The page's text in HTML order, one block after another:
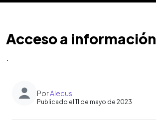
Acceso a información
.
PorAlecus
Publicado el 11 de mayo de 2023